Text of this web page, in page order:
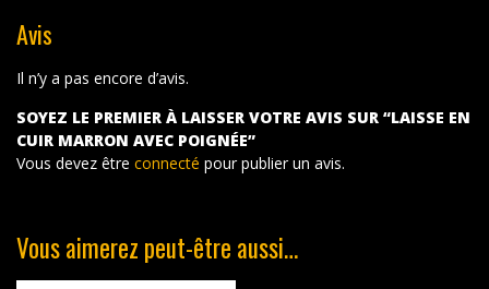
Avis
Il n’y a pas encore d’avis.
SOYEZ LE PREMIER À LAISSER VOTRE AVIS SUR “LAISSE EN
CUIR MARRON AVEC POIGNÉE”
Vous devez être connecté pour publier un avis.
Vous aimerez peut-être aussi…